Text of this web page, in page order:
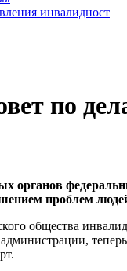
инвалидност
по
органов
проблем
общества